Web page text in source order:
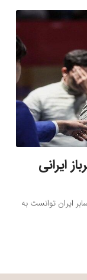
ایرانی
ایران توانست به